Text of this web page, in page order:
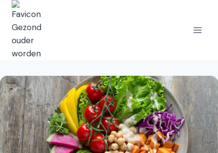
Doorgaan
naar
inhoud